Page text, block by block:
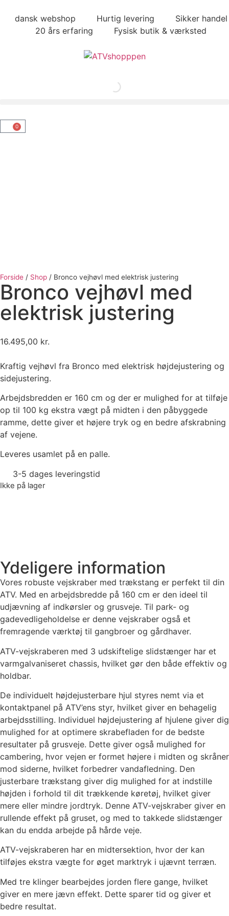
dansk webshop Hurtig levering
Sikker handel
20 års erfaring
Fysisk butik & værksted
0
Forside / Shop / Bronco vejhøvl med elektrisk justering
Bronco vejhøvl med
elektrisk justering
16.495,00 kr.
Kraftig vejhøvl fra Bronco med elektrisk højdejustering og
sidejustering.
Arbejdsbredden er 160 cm og der er mulighed for at tilføje
op til 100 kg ekstra vægt på midten i den påbyggede
ramme, dette giver et højere tryk og en bedre afskrabning
af vejene.
Leveres usamlet på en palle.
3-5 dages leveringstid
Ikke på lager
Ydeligere information
Vores robuste vejskraber med trækstang er perfekt til din
ATV. Med en arbejdsbredde på 160 cm er den ideel til
udjævning af indkørsler og grusveje. Til park- og
gadevedligeholdelse er denne vejskraber også et
fremragende værktøj til gangbroer og gårdhaver.
ATV-vejskraberen med 3 udskiftelige slidstænger har et
varmgalvaniseret chassis, hvilket gør den både effektiv og
holdbar.
De individuelt højdejusterbare hjul styres nemt via et
kontaktpanel på ATV’ens styr, hvilket giver en behagelig
arbejdsstilling. Individuel højdejustering af hjulene giver dig
mulighed for at optimere skrabefladen for de bedste
resultater på grusveje. Dette giver også mulighed for
cambering, hvor vejen er formet højere i midten og skråner
mod siderne, hvilket forbedrer vandafledning. Den
justerbare trækstang giver dig mulighed for at indstille
højden i forhold til dit trækkende køretøj, hvilket giver
mere eller mindre jordtryk. Denne ATV-vejskraber giver en
rullende effekt på gruset, og med to takkede slidstænger
kan du endda arbejde på hårde veje.
ATV-vejskraberen har en midtersektion, hvor der kan
tilføjes ekstra vægte for øget marktryk i ujævnt terræn.
Med tre klinger bearbejdes jorden flere gange, hvilket
giver en mere jævn effekt. Dette sparer tid og giver et
bedre resultat.